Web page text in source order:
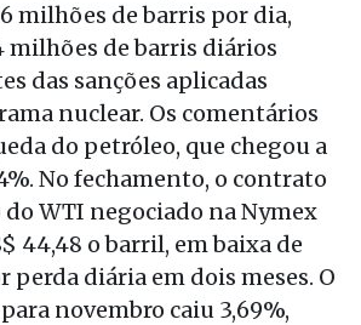
milhões de barris por dia,
milhões de barris diários
das sanções aplicadas
nuclear. Os comentários
do petróleo, que chegou a
No fechamento, o contrato
WTI negociado na Nymex
44,48 o barril, em baixa de
perda diária em dois meses. O
novembro caiu 3,69%,